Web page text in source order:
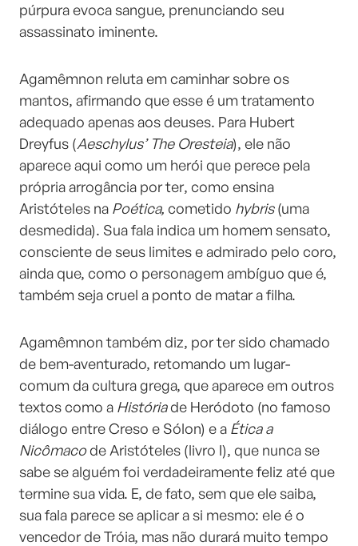
púrpura evoca sangue, prenunciando seu
assassinato iminente.
Agamêmnon reluta em caminhar sobre os
mantos, afirmando que esse é um tratamento
adequado apenas aos deuses. Para Hubert
Dreyfus (Aeschylus’ The Oresteia), ele não
aparece aqui como um herói que perece pela
própria arrogância por ter, como ensina
Aristóteles na Poética, cometido hybris(uma
desmedida). Sua fala indica um homem sensato,
consciente de seus limites e admirado pelo coro,
ainda que, como o personagem ambíguo que é,
também seja cruel a ponto de matar a filha.
Agamêmnon também diz, por ter sido chamado
de bem-aventurado, retomando um lugar-
comum da cultura grega, que aparece em outros
textos como a Históriade Heródoto (no famoso
diálogo entre Creso e Sólon) e a Ética a
Nicômacode Aristóteles (livro I), que nunca se
sabe se alguém foi verdadeiramente feliz até que
termine sua vida. E, de fato, sem que ele saiba,
sua fala parece se aplicar a si mesmo: ele é o
vencedor de Tróia, mas não durará muito tempo